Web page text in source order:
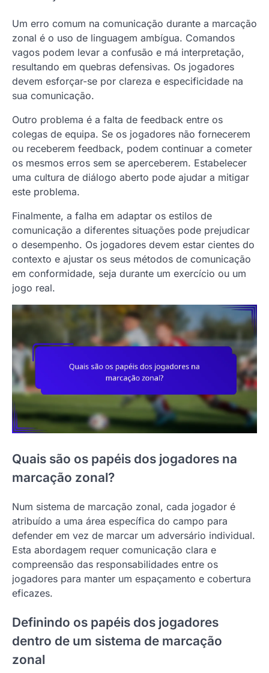
Um erro comum na comunicação durante a marcação
zonal é o uso de linguagem ambígua. Comandos
vagos podem levar a confusão e má interpretação,
resultando em quebras defensivas. Os jogadores
devem esforçar-se por clareza e especificidade na
sua comunicação.
Outro problema é a falta de feedback entre os
colegas de equipa. Se os jogadores não fornecerem
ou receberem feedback, podem continuar a cometer
os mesmos erros sem se aperceberem. Estabelecer
uma cultura de diálogo aberto pode ajudar a mitigar
este problema.
Finalmente, a falha em adaptar os estilos de
comunicação a diferentes situações pode prejudicar
o desempenho. Os jogadores devem estar cientes do
contexto e ajustar os seus métodos de comunicação
em conformidade, seja durante um exercício ou um
jogo real.
Quais são os papéis dos jogadores na
marcação zonal?
Num sistema de marcação zonal, cada jogador é
atribuído a uma área específica do campo para
defender em vez de marcar um adversário individual.
Esta abordagem requer comunicação clara e
compreensão das responsabilidades entre os
jogadores para manter um espaçamento e cobertura
eficazes.
Definindo os papéis dos jogadores
dentro de um sistema de marcação
zonal